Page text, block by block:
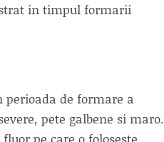
in timpul formarii
de formare a
pete galbene si maro.
pe care o foloseste